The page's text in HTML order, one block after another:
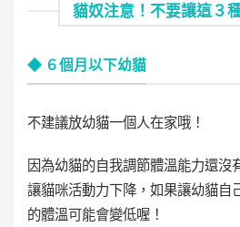
貓奴注意！不要讓這３
◆ ６個月以下幼貓
不建議放幼貓一個人在家哦！
因為幼貓的自我調節體溫能力還沒
讓貓咪活動力下降，如果讓幼貓自
的體溫可能會變低喔！